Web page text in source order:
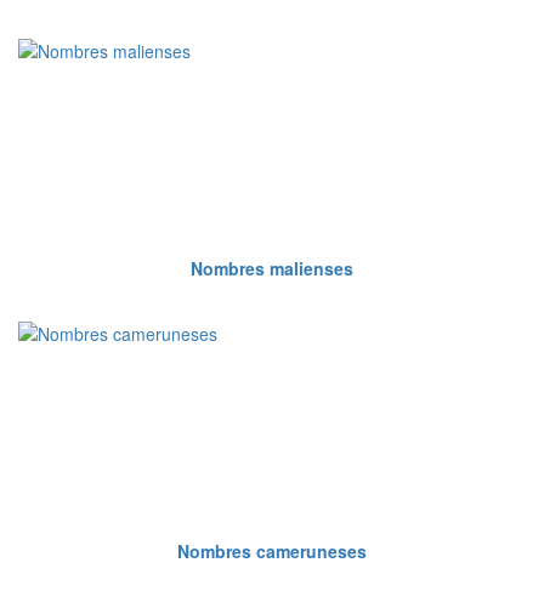
Nombres malienses
Nombres cameruneses